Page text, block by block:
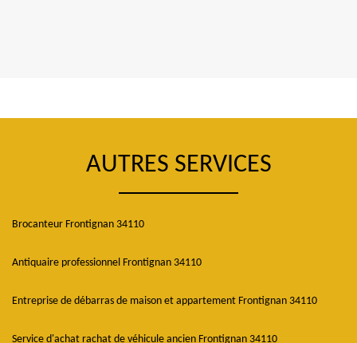
AUTRES SERVICES
Brocanteur Frontignan 34110
Antiquaire professionnel Frontignan 34110
Entreprise de débarras de maison et appartement Frontignan 34110
Service d'achat rachat de véhicule ancien Frontignan 34110